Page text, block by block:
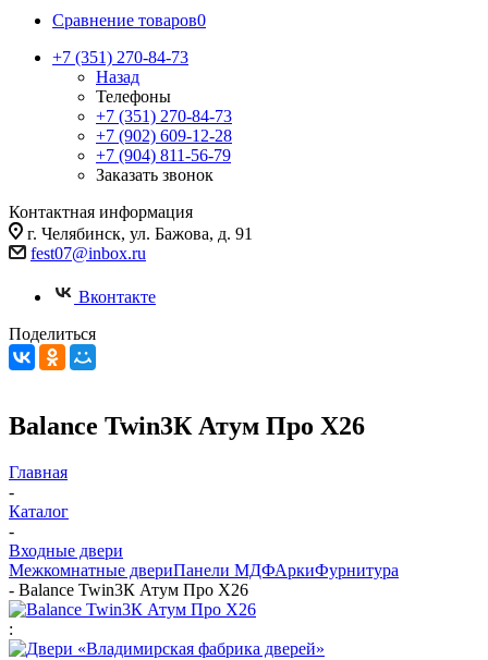
Сравнение товаров0
+7 (351) 270-84-73
Назад
Телефоны
+7 (351) 270-84-73
+7 (902) 609-12-28
+7 (904) 811-56-79
Заказать звонок
Контактная информация
г. Челябинск, ул. Бажова, д. 91
fest07@inbox.ru
Вконтакте
Поделиться
Balance Twin3К Атум Про Х26
Главная
-
Каталог
-
Входные двери
Межкомнатные двериПанели МДФАркиФурнитура
- Balance Twin3К Атум Про Х26
: